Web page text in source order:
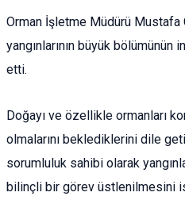
Orman İşletme Müdürü Mustafa
yangınlarının büyük bölümünün
etti.
Doğayı ve özellikle ormanları
olmalarını beklediklerini dile
sorumluluk sahibi olarak
bilinçli bir görev üstlenilmesini